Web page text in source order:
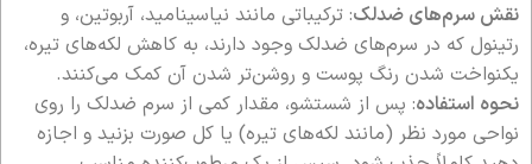
نقش سرم‌های ضدلک: ترکیباتی مانند نیاسینامید، آربوتین، و
رتینول که در سرم‌های ضدلک وجود دارند، به کاهش لکه‌های تیره،
یکنواخت شدن رنگ پوست و روشن‌تر شدن آن کمک می‌کنند.
نحوه استفاده: پس از شستشو، مقدار کمی از سرم ضدلک را روی
نواحی مورد نظر (مانند لکه‌های تیره) یا کل صورت بزنید و اجازه